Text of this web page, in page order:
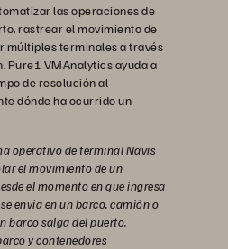
las operaciones de
rastrear el movimiento de
múltiples terminales a través
Pure1 VMAnalytics ayuda a
de resolución al
dónde ha ocurrido un
operativo de terminal Navis
el movimiento de un
el momento en que ingresa
envía en un barco, camión o
barco salga del puerto,
y contenedores